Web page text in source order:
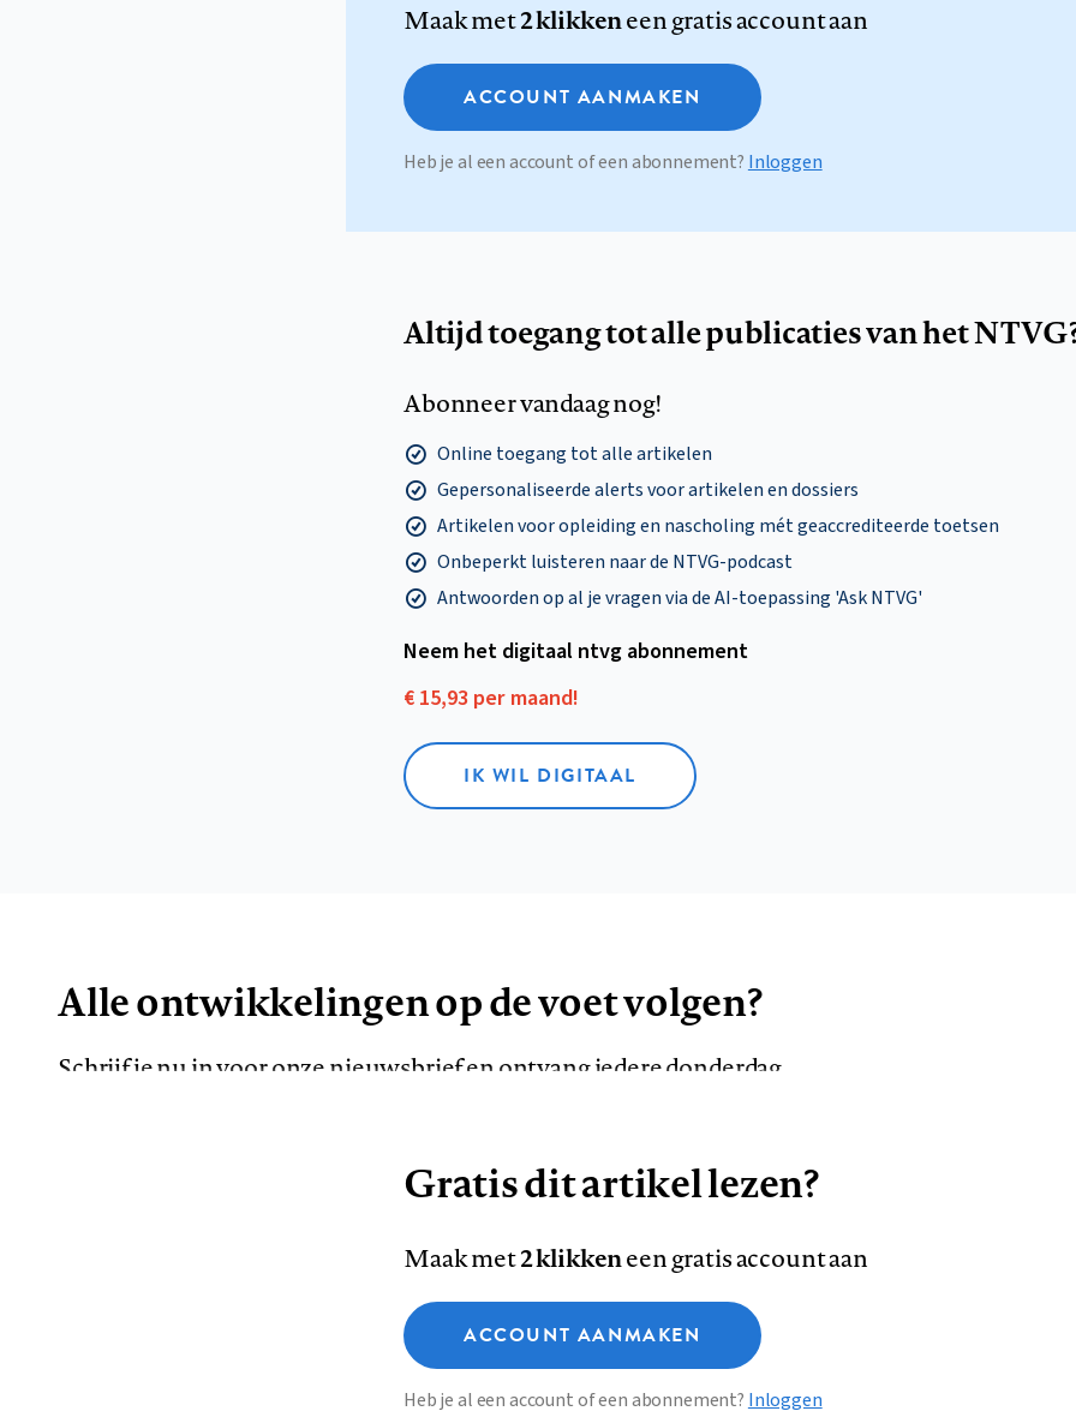
Maak met2 klikkeneen gratis account aan
ACCOUNT AANMAKEN
Heb je al een account of een abonnement? Inloggen
Altijd toegang tot alle publicaties van het
Abonneer vandaag nog!
Online toegang tot alle artikelen
Gepersonaliseerde alerts voor artikelen en dossiers
Artikelen voor opleiding en nascholing mét geaccrediteerde toetsen
Onbeperkt luisteren naar de NTVG-podcast
Antwoorden op al je vragen via de AI-toepassing 'Ask NTVG'
Neem het digitaal ntvg abonnement
€ 15,93 per maand!
IK WIL DIGITAAL
Alle ontwikkelingen op de voet volgen?
Schrijf je nu in voor onze nieuwsbrief en ontvang iedere donderdag
AANMELDEN
Colofon Disclaimer Privacy About us
Deze site gebruikt cookies
Functionele cookies
Analytische cookies
Gratis dit artikel lezen?
Maak met2 klikkeneen gratis account aan
ACCOUNT AANMAKEN
Heb je al een account of een abonnement? Inloggen